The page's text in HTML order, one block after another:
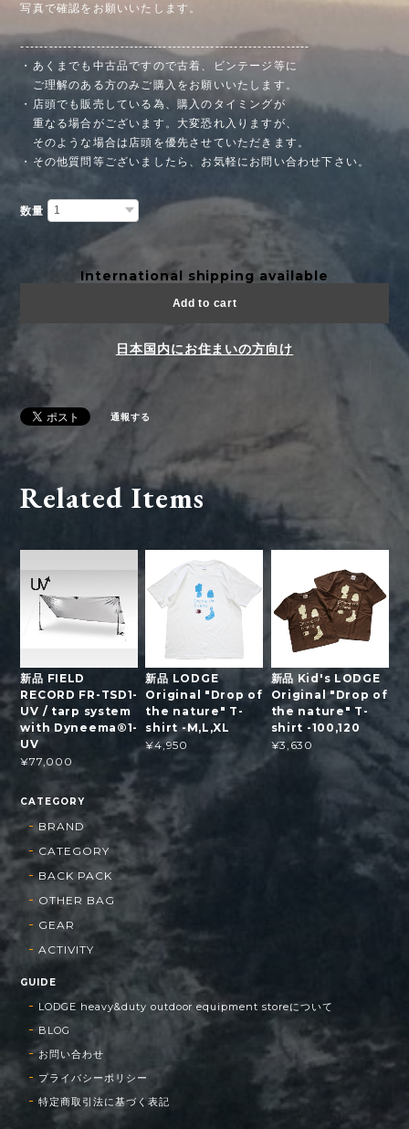
写真で確認をお願いいたします。
-------------------------------------------------------------
・あくまでも中古品ですので古着、ビンテージ等に
ご理解のある方のみご購入をお願いいたします。
・店頭でも販売している為、購入のタイミングが
重なる場合がございます。大変恐れ入りますが、
そのような場合は店頭を優先させていただきます。
・その他質問等ございましたら、お気軽にお問い合わせ下さい。
数量
International shipping available
Add to cart
日本国内にお住まいの方向け
通報する
Related Items
新品 FIELD
RECORD FR-TSD1-
UV / tarp system
with Dyneema®1-
UV
¥77,000
新品 LODGE
Original "Drop of
the nature" T-
shirt -M,L,XL
¥4,950
新品 Kid's LODGE
Original "Drop of
the nature" T-
shirt -100,120
¥3,630
CATEGORY
BRAND
CATEGORY
BACK PACK
OTHER BAG
GEAR
ACTIVITY
GUIDE
LODGE heavy&duty outdoor equipment storeについて
BLOG
お問い合わせ
プライバシーポリシー
特定商取引法に基づく表記